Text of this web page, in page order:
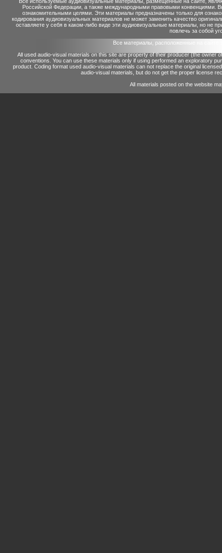
Российской Федерации, а также международными правовыми конвенциями.
ознакомительными целями. Эти материалы предназначены только для
кодирования аудиовизуальных материалов не может заменить качество
оставляете у себя в каком-либо виде эти аудиовизуальные материалы, но не
повлечь за собой
Все материалы, расположенные на сайте
All used audio-visual materials on this site are property of their producer (the owner
conventions. You can use these materials only if using performed an exploratory
product. Coding format used audio-visual materials can not replace the original
audio-visual materials, but do not get the proper license
All materials posted on the website